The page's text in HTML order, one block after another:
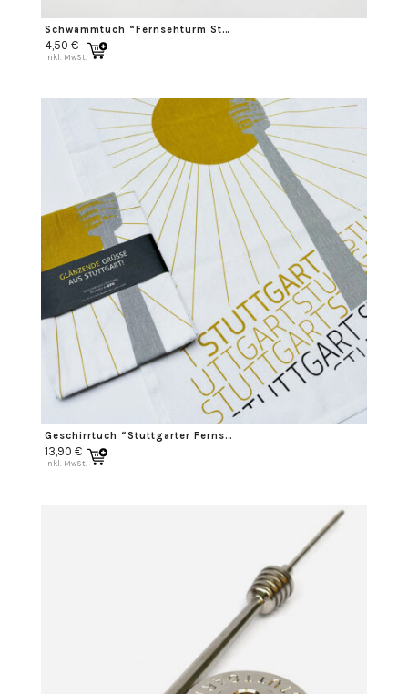
Schwammtuch “Fernsehturm Stuttgart”
4,50 €
inkl. MwSt.
Geschirrtuch “Stuttgarter Fernsehturm”
13,90 €
inkl. MwSt.